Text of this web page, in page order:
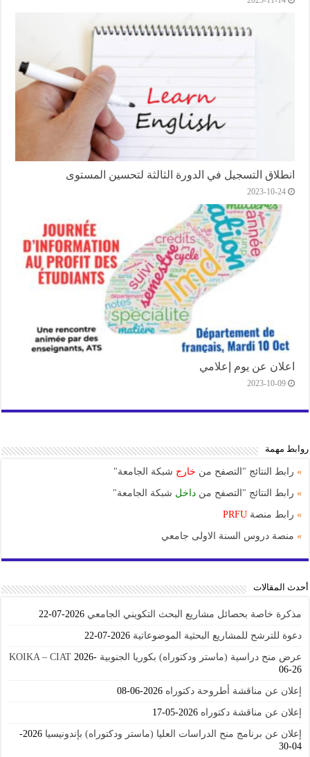
انطلاق التسجيل في الدورة الثالثة لتحسين المستوى
2023-10-24
اعلان عن يوم إعلامي
2023-10-09
روابط مهمة
» رابط النتائج "التصفح من خارج شبكة الجامعة"
» رابط النتائج "التصفح منداخل شبكة الجامعة"
» رابط منصةPRFU
» منصة دروس السنة الاولى جامعي
أحدث المقالات
مذكرة خاصة بحصائل مشاريع البحث التكويني الجامعي 2026-07-22
دعوة للترشح للمشاريع البحثية الموضوعاتية 2026-07-22
عرض منح دراسية (ماستر ودكتوراه) بكوريا الجنوبية KOIKA – CIAT2026-
06-26
إعلان عن مناقشة أطروحة دكتوراه 2026-06-08
إعلان عن مناقشة دكتوراه 2026-05-17
إعلان عن برنامج منح الدراسات العليا (ماستر ودكتوراه) بإندونيسيا
2026-
04-30